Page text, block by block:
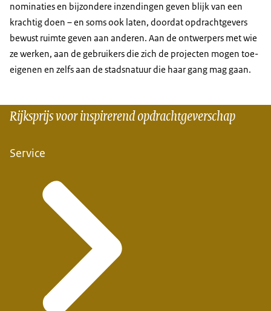
nominaties en bijzondere inzendingen geven blijk van een
krachtig doen – en soms ook laten, doordat opdrachtgevers
bewust ruimte geven aan anderen. Aan de ontwerpers met wie
ze werken, aan de gebruikers die zich de projecten mogen toe-
eigenen en zelfs aan de stadsnatuur die haar gang mag gaan.
Rijksprijs voor inspirerend opdrachtgeverschap
Service